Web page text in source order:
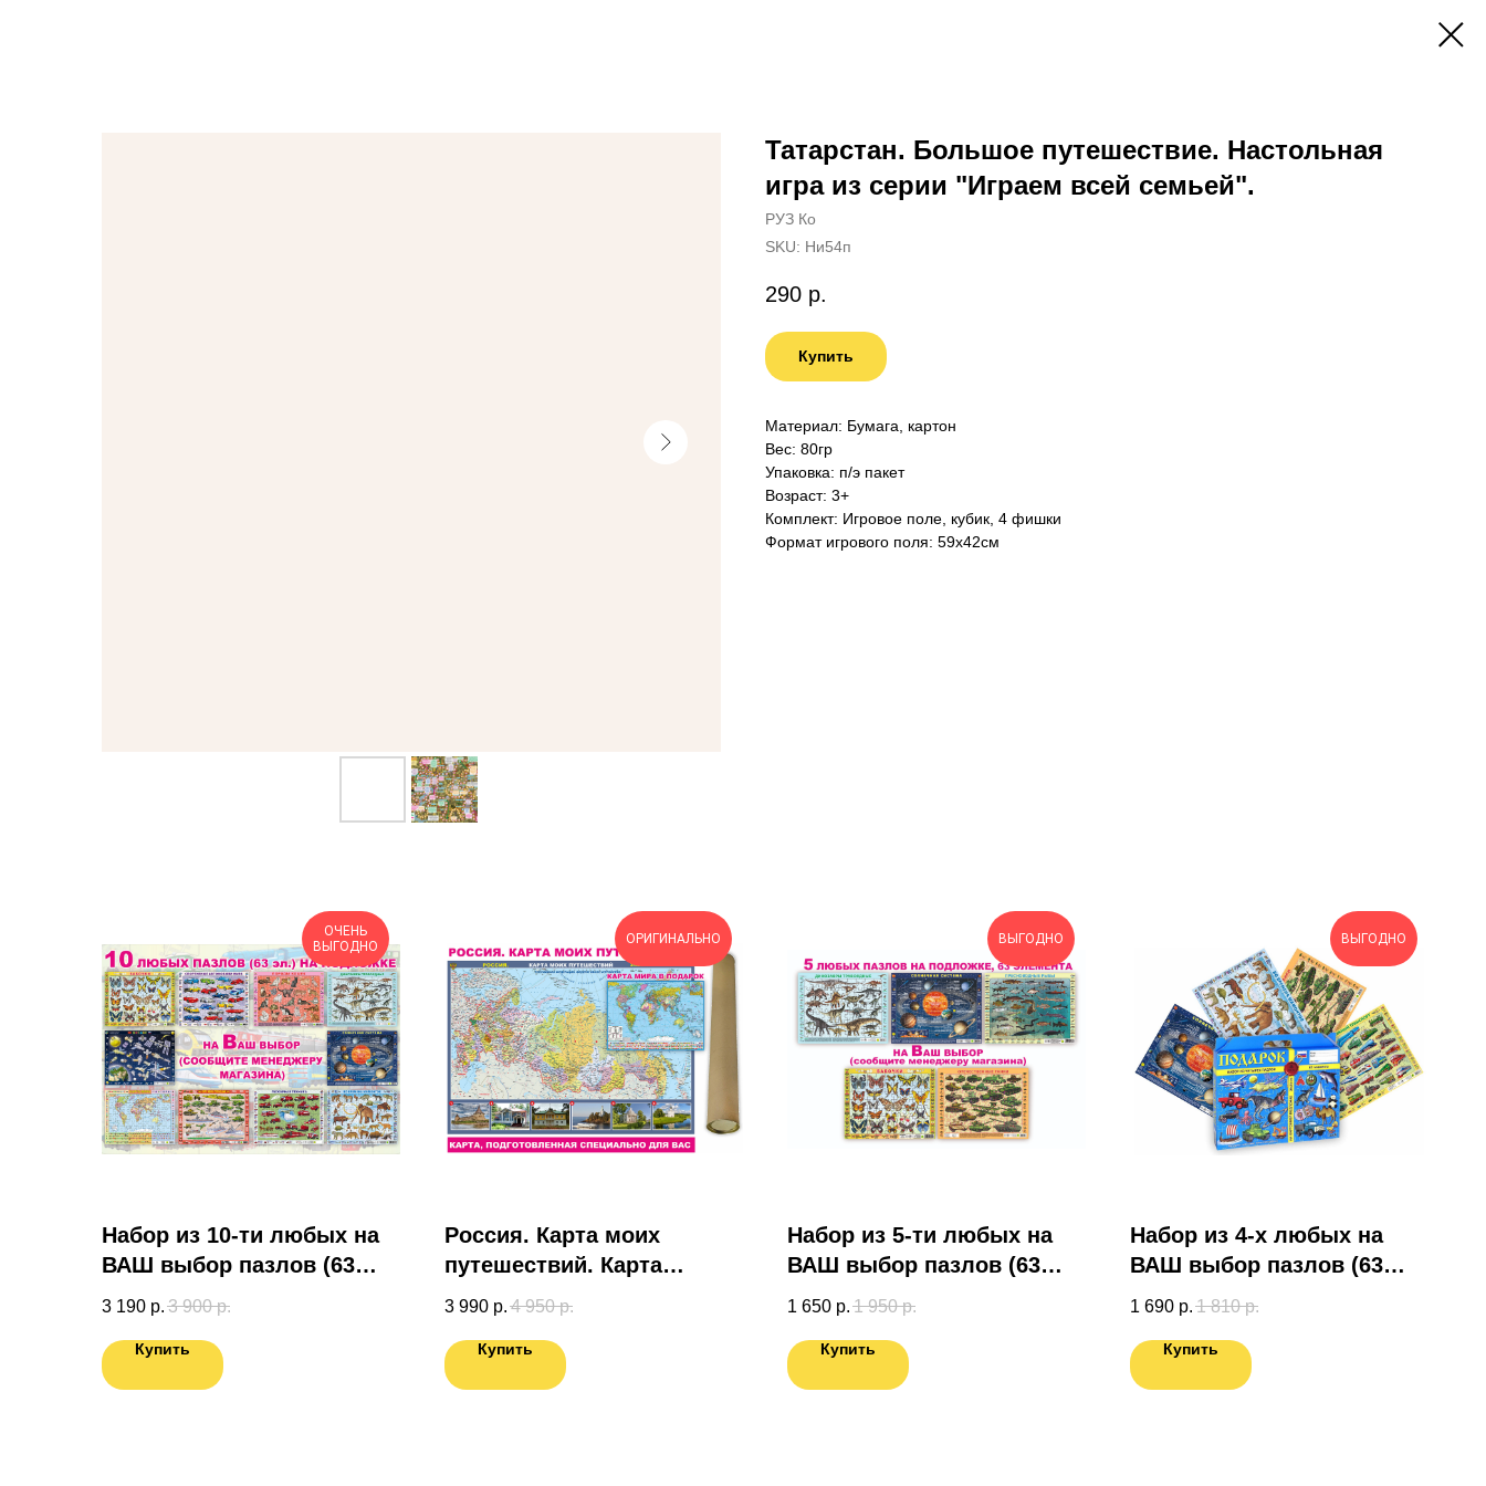
Татарстан. Большое путешествие. Настольная
игра из серии "Играем всей семьей".
РУЗ Ко
SKU: Ни54п
290 р.
Купить
Материал: Бумага, картон
Вес: 80гр
Упаковка: п/э пакет
Возраст: 3+
Комплект: Игровое поле, кубик, 4 фишки
Формат игрового поля: 59х42см
ОЧЕНЬ
ВЫГОДНО
Набор из 10-ти любых на
ВАШ выбор пазлов (63
эл.)
3 190 р. 3 900 р.
Купить
ОРИГИНАЛЬНО
Россия. Карта моих
путешествий. Карта
подготовленная
Карта мира в ПОДАРОК
3 990 р. 4 950 р.
Купить
ВЫГОДНО
Набор из 5-ти любых на
ВАШ выбор пазлов (63
эл.)
1 650 р. 1 950 р.
Купить
ВЫГОДНО
Набор из 4-х любых на
ВАШ выбор пазлов (63
эл.) в подарочной коробке
1 690 р. 1 810 р.
Купить